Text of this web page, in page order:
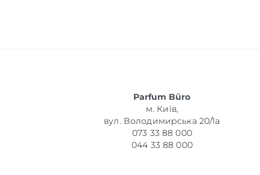
Parfum Büro
м. Київ,
вул. Володимирська 20/1а
073 33 88 000
044 33 88 000